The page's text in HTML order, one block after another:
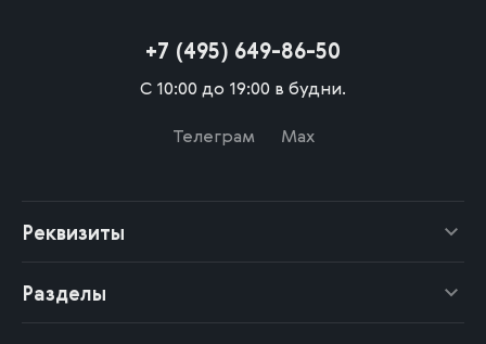
+7 (495) 649-86-50
С 10:00 до 19:00 в будни.
Телеграм
Max
Реквизиты
Разделы